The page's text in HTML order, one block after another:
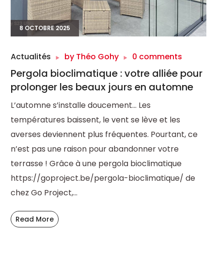
8 OCTOBRE 2025
Actualités by Théo Gohy 0 comments
Pergola bioclimatique : votre alliée pour
prolonger les beaux jours en automne
L’automne s’installe doucement… Les
températures baissent, le vent se lève et les
averses deviennent plus fréquentes. Pourtant, ce
n’est pas une raison pour abandonner votre
terrasse ! Grâce à une pergola bioclimatique
https://goproject.be/pergola-bioclimatique/ de
chez Go Project,...
Read More